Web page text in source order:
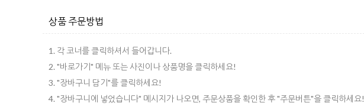
상품 주문방법
1. 각 코너를 클릭하셔서 들어갑니다.
2. "바로가기" 메뉴 또는 사진이나 상품명을 클릭하세요!
3. "장바구니 담기"를 클릭하세요!
4. "장바구니에 넣었습니다" 메시지가 나오면, 주문상품을 확인한 후 "주문버튼"을 클릭하세요!